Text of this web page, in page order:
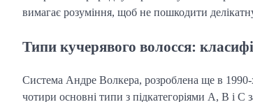
вимагає розуміння, щоб не пошкодити
Типи кучерявого волосся:
Система Андре Волкера, розроблена ще в 1990-
чотири основні типи з підкатегоріями A, B і C